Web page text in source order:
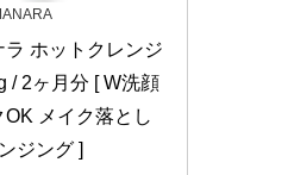
ラ ホットクレンジ
/ 2ヶ月分 [ W洗顔
メイク落とし
ジング ]